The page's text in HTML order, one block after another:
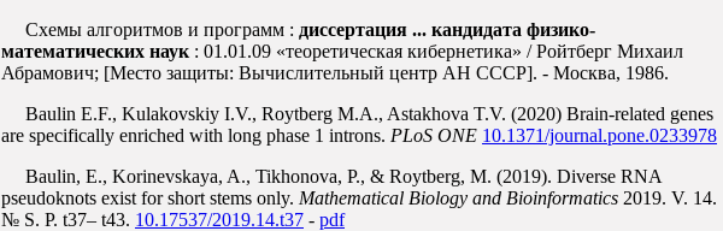
Схемы алгоритмов и программ : диссертация ... кандидата физико-
математических наук : 01.01.09 «теоретическая кибернетика» / Ройтберг Михаил
Абрамович; [Место защиты: Вычислительный центр АН СССР]. - Москва, 1986.
Baulin E.F., Kulakovskiy I.V., Roytberg M.A., Astakhova T.V. (2020) Brain-related genes
are specifically enriched with long phase 1 introns. PLoS ONE 10.1371/journal.pone.0233978
Baulin, E., Korinevskaya, A., Tikhonova, P., & Roytberg, M. (2019). Diverse RNA
pseudoknots exist for short stems only. Mathematical Biology and Bioinformatics 2019. V. 14.
№ S. P. t37– t43. 10.17537/2019.14.t37 - pdf